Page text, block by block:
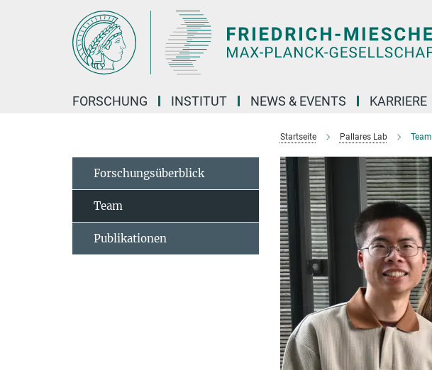
FORSCHUNG INSTITUT NEWS & EVENTS KARRIERE
Startseite Pallares Lab Team
Forschungsüberblick
Team
Publikationen